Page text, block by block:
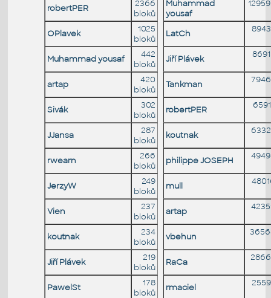
robertPER
2366
bloků
Muhammad
yousaf
OPlavek
1025
bloků
LatCh
Muhammad yousaf
442
bloků
Jiří Plávek
artap
420
bloků
Tankman
Sivák
302
bloků
robertPER
JJansa
287
bloků
koutnak
rwearn
266
bloků
philippe JOSEPH
JerzyW
249
bloků
mull
Vien
237
bloků
artap
koutnak
234
bloků
vbehun
Jiří Plávek
219
bloků
RaCa
PawelSt
178
bloků
rmaciel